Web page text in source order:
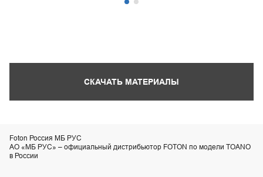
СКАЧАТЬ МАТЕРИАЛЫ
Foton Россия МБ РУС
АО «МБ РУС» – официальный дистрибьютор FOTON по модели TOANO
в России